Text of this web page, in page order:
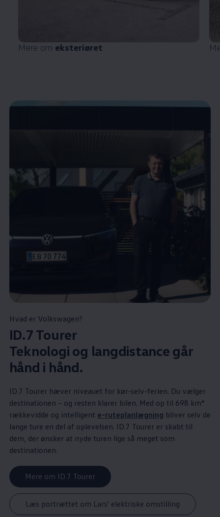
Mere om eksteriøret
Hvad er Volkswagen?
ID.7 Tourer
Teknologi og langdistance går
hånd i hånd.
ID.7 Tourer hæver niveauet for kør-selv-ferien. Du vælger
destinationen – og resten klarer bilen. Med op til 698 km*
rækkevidde og intelligent e-ruteplanlægning bliver selv de
lange ture en del af oplevelsen. ID.7 Tourer er skabt til
dem, der ønsker at nyde turen lige så meget som
destinationen.
Mere om ID.7 Tourer
Læs portrættet om Lars' elektriske omstilling